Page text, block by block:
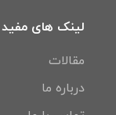
لینک های مفید
مقالات
درباره ما